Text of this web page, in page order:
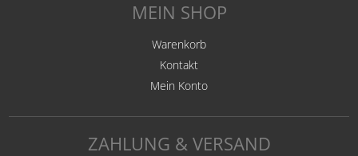
MEIN SHOP
Warenkorb
Kontakt
Mein Konto
ZAHLUNG & VERSAND